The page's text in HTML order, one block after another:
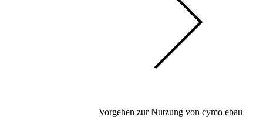
Vorgehen zur Nutzung von cymo ebau